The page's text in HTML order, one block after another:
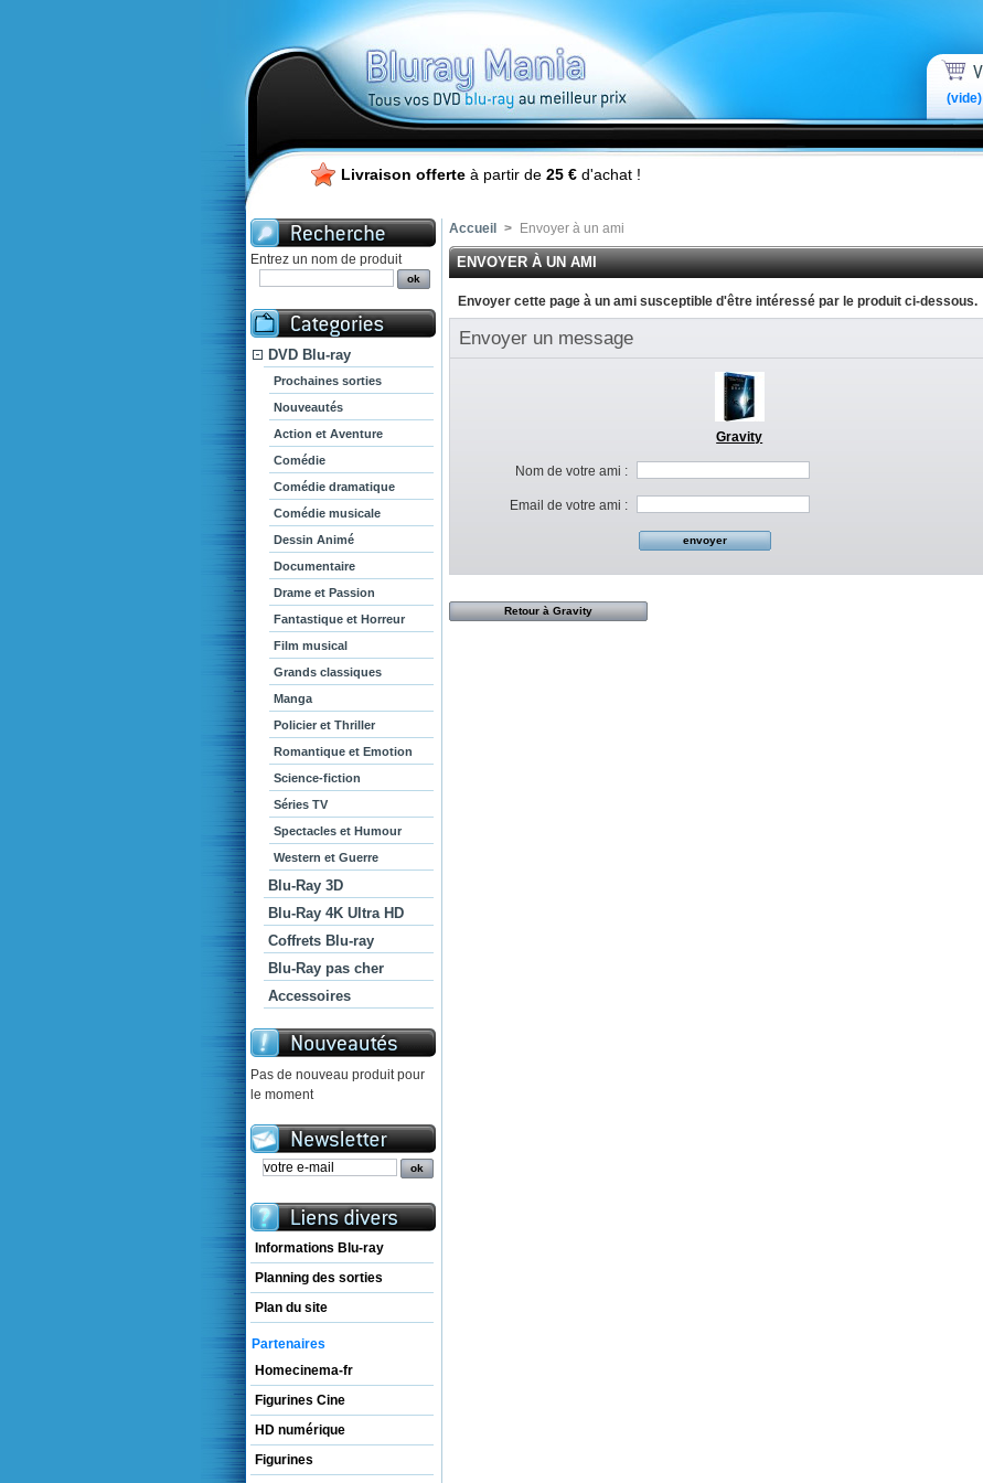
(vide)
Livraison offerte à partir de 25 € d'achat !
Entrez un nom de produit
DVD Blu-ray
Prochaines sorties
Nouveautés
Action et Aventure
Comédie
Comédie dramatique
Comédie musicale
Dessin Animé
Documentaire
Drame et Passion
Fantastique et Horreur
Film musical
Grands classiques
Manga
Policier et Thriller
Romantique et Emotion
Science-fiction
Séries TV
Spectacles et Humour
Western et Guerre
Blu-Ray 3D
Blu-Ray 4K Ultra HD
Coffrets Blu-ray
Blu-Ray pas cher
Accessoires
Pas de nouveau produit pour
le moment
Informations Blu-ray
Planning des sorties
Plan du site
Partenaires
Homecinema-fr
Figurines Cine
HD numérique
Figurines
Accueil > Envoyer à un ami
ENVOYER À UN AMI
Envoyer cette page à un ami susceptible d'être intéressé par le produit ci-dessous.
Envoyer un message
Gravity
Nom de votre ami :
Email de votre ami :
Retour à Gravity